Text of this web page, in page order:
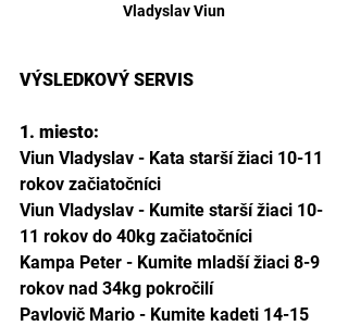
Vladyslav Viun
VÝSLEDKOVÝ SERVIS
1. miesto:
Viun Vladyslav - Kata starší žiaci 10-11
rokov začiatočníci
Viun Vladyslav - Kumite starší žiaci 10-
11 rokov do 40kg začiatočníci
Kampa Peter - Kumite mladší žiaci 8-9
rokov nad 34kg pokročilí
Pavlovič Mario - Kumite kadeti 14-15